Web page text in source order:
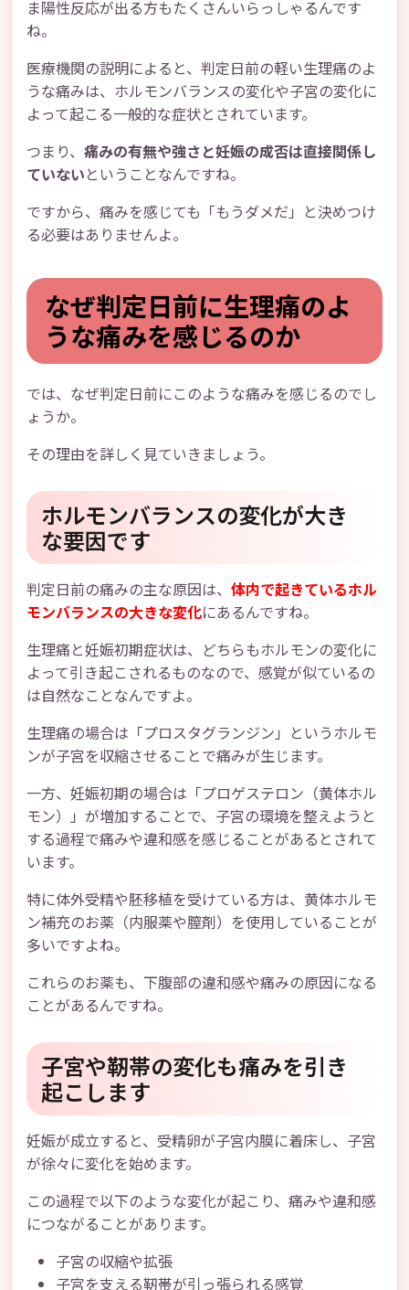
ま陽性反応が出る方もたくさんいらっしゃるんです
ね。
医療機関の説明によると、判定日前の軽い生理痛のよ
うな痛みは、ホルモンバランスの変化や子宮の変化に
よって起こる一般的な症状とされています。
つまり、 痛みの有無や強さと妊娠の成否は直接関係し
ていないということなんですね。
ですから、痛みを感じても「もうダメだ」と決めつけ
る必要はありませんよ。
なぜ判定日前に生理痛のよ
うな痛みを感じるのか
では、なぜ判定日前にこのような痛みを感じるのでし
ょうか。
その理由を詳しく見ていきましょう。
ホルモンバランスの変化が大き
な要因です
判定日前の痛みの主な原因は、 体内で起きているホル
モンバランスの大きな変化にあるんですね。
生理痛と妊娠初期症状は、どちらもホルモンの変化に
よって引き起こされるものなので、感覚が似ているの
は自然なことなんですよ。
生理痛の場合は「プロスタグランジン」というホルモ
ンが子宮を収縮させることで痛みが生じます。
一方、妊娠初期の場合は「プロゲステロン（黄体ホル
モン）」が増加することで、子宮の環境を整えようと
する過程で痛みや違和感を感じることがあるとされて
います。
特に体外受精や胚移植を受けている方は、黄体ホルモ
ン補充のお薬（内服薬や膣剤）を使用していることが
多いですよね。
これらのお薬も、下腹部の違和感や痛みの原因になる
ことがあるんですね。
子宮や靭帯の変化も痛みを引き
起こします
妊娠が成立すると、受精卵が子宮内膜に着床し、子宮
が徐々に変化を始めます。
この過程で以下のような変化が起こり、痛みや違和感
につながることがあります。
子宮の収縮や拡張
子宮を支える靭帯が引っ張られる感覚